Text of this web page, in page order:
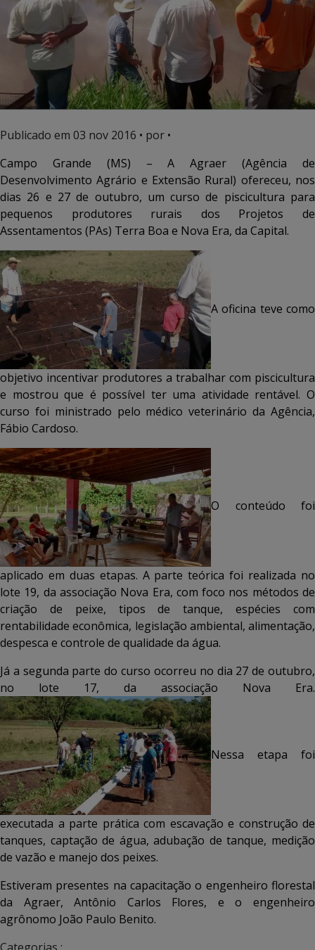
Publicado em 03 nov 2016 • por •
Campo Grande (MS) – A Agraer (Agência de
Desenvolvimento Agrário e Extensão Rural) ofereceu, nos
dias 26 e 27 de outubro, um curso de piscicultura para
pequenos produtores rurais dos Projetos de
Assentamentos (PAs) Terra Boa e Nova Era, da Capital.
A oficina teve como
objetivo incentivar produtores a trabalhar com piscicultura
e mostrou que é possível ter uma atividade rentável. O
curso foi ministrado pelo médico veterinário da Agência,
Fábio Cardoso.
O conteúdo foi
aplicado em duas etapas. A parte teórica foi realizada no
lote 19, da associação Nova Era, com foco nos métodos de
criação de peixe, tipos de tanque, espécies com
rentabilidade econômica, legislação ambiental, alimentação,
despesca e controle de qualidade da água.
Já a segunda parte do curso ocorreu no dia 27 de outubro,
no lote 17, da associação Nova Era.
Nessa etapa foi
executada a parte prática com escavação e construção de
tanques, captação de água, adubação de tanque, medição
de vazão e manejo dos peixes.
Estiveram presentes na capacitação o engenheiro florestal
da Agraer, Antônio Carlos Flores, e o engenheiro
agrônomo João Paulo Benito.